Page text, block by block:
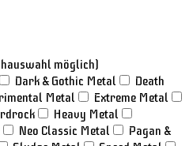
möglich)
Dark & Gothic Metal
Death
Metal
Extreme Metal
Heavy Metal
Neo Classic Metal
Pagan &